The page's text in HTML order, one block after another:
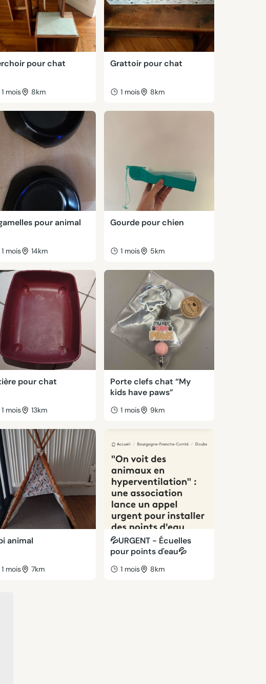
pour chat
1 mois 8km
Grattoir pour chat
1 mois 8km
pour animal
1 mois 14km
Gourde pour chien
1 mois 5km
pour chat
1 mois 13km
Porte clefs chat “My
kids have paws”
1 mois 9km
animal
1 mois 7km
💦URGENT - Écuelles
pour points d'eau💦
1 mois 8km